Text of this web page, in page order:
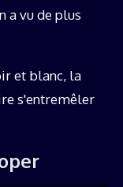
a vu de plus
et blanc, la
s'entremêler